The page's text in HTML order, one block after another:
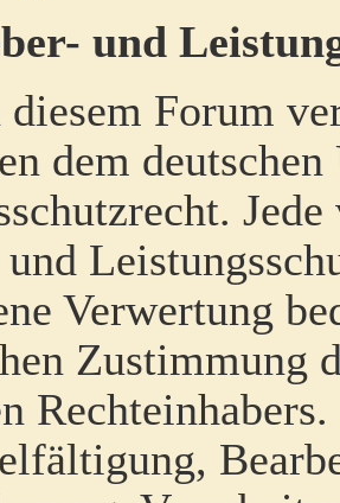
und
Forum
dem
Verwertung
Zustimmung